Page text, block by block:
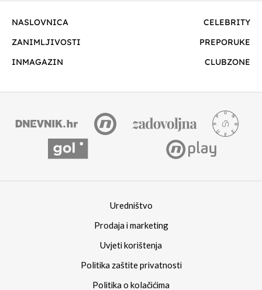
NASLOVNICA
CELEBRITY
ZANIMLJIVOSTI
PREPORUKE
INMAGAZIN
CLUBZONE
Uredništvo
Prodaja i marketing
Uvjeti korištenja
Politika zaštite privatnosti
Politika o kolačićima